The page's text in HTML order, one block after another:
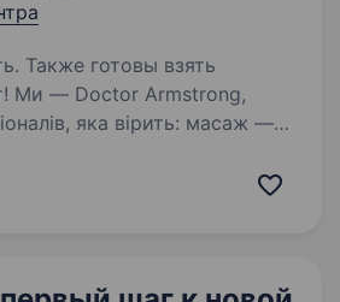
Также готовы взять
яка вірить: масаж —
руху та бадьорості